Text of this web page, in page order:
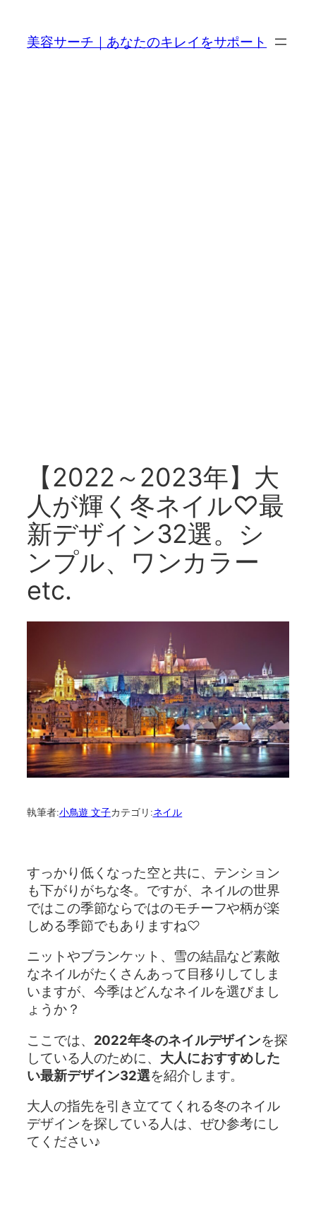
美容サーチ｜あなたのキレイをサポート
【2022～2023年】大
人が輝く冬ネイル♡最
新デザイン32選。シ
ンプル、ワンカラー
etc.
執筆者:小鳥遊 文子カテゴリ:ネイル
すっかり低くなった空と共に、テンション
も下がりがちな冬。ですが、ネイルの世界
ではこの季節ならではのモチーフや柄が楽
しめる季節でもありますね♡
ニットやブランケット、雪の結晶など素敵
なネイルがたくさんあって目移りしてしま
いますが、今季はどんなネイルを選びまし
ょうか？
ここでは、 2022年冬のネイルデザインを探
している人のために、 大人におすすめした
い最新デザイン32選を紹介します。
大人の指先を引き立ててくれる冬のネイル
デザインを探している人は、ぜひ参考にし
てください♪